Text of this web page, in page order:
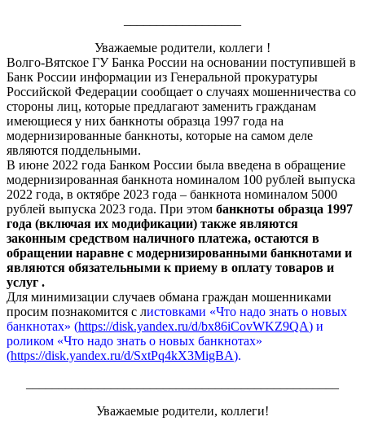
Уважаемые родители, коллеги !
Волго-Вятское ГУ Банка России на основании поступившей в
Банк России информации из Генеральной прокуратуры
Российской Федерации сообщает о случаях мошенничества со
стороны лиц, которые предлагают заменить гражданам
имеющиеся у них банкноты образца 1997 года на
модернизированные банкноты, которые на самом деле
являются поддельными.
В июне 2022 года Банком России была введена в обращение
модернизированная банкнота номиналом 100 рублей выпуска
2022 года, в октябре 2023 года – банкнота номиналом 5000
рублей выпуска 2023 года. При этом банкноты образца 1997
года (включая их модификации) также являются
законным средством наличного платежа, остаются в
обращении наравне с модернизированными банкнотами и
являются обязательными к приему в оплату товаров и
услуг .
Для минимизации случаев обмана граждан мошенниками
просим познакомится с листовками «Что надо знать о новых
банкнотах» (https://disk.yandex.ru/d/bx86iCovWKZ9QA) и
роликом «Что надо знать о новых банкнотах»
(https://disk.yandex.ru/d/SxtPq4kX3MigBA).
Уважаемые родители, коллеги!